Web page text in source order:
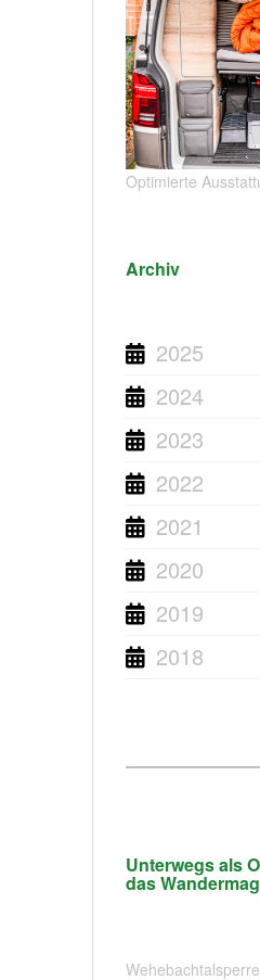
Optimierte
Archiv
2025
2024
2023
2022
2021
2020
2019
2018
Unterwegs als
das